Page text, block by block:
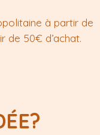
à partir de
de 50€ d’achat.